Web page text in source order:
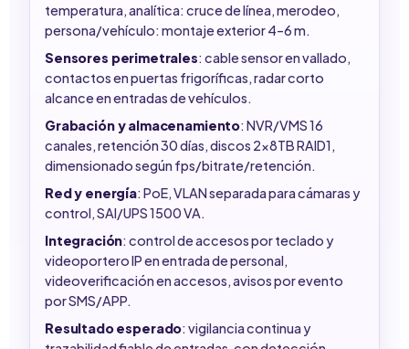
temperatura, analítica: cruce de línea, merodeo,
persona/vehículo: montaje exterior 4–6 m.
Sensores perimetrales: cable sensor en vallado,
contactos en puertas frigoríficas, radar corto
alcance en entradas de vehículos.
Grabación y almacenamiento: NVR/VMS 16
canales, retención 30 días, discos 2x8TB RAID1,
dimensionado según fps/bitrate/retención.
Red y energía: PoE, VLAN separada para cámaras y
control, SAI/UPS 1500 VA.
Integración: control de accesos por teclado y
videoportero IP en entrada de personal,
videoverificación en accesos, avisos por evento
por SMS/APP.
Resultado esperado: vigilancia continua y